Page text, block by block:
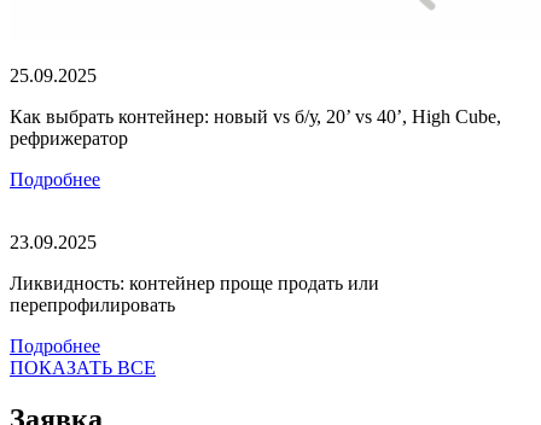
25.09.2025
Как выбрать контейнер: новый vs б/у, 20’ vs 40’, High Cube,
рефрижератор
Подробнее
23.09.2025
Ликвидность: контейнер проще продать или
перепрофилировать
Подробнее
ПОКАЗАТЬ ВСЕ